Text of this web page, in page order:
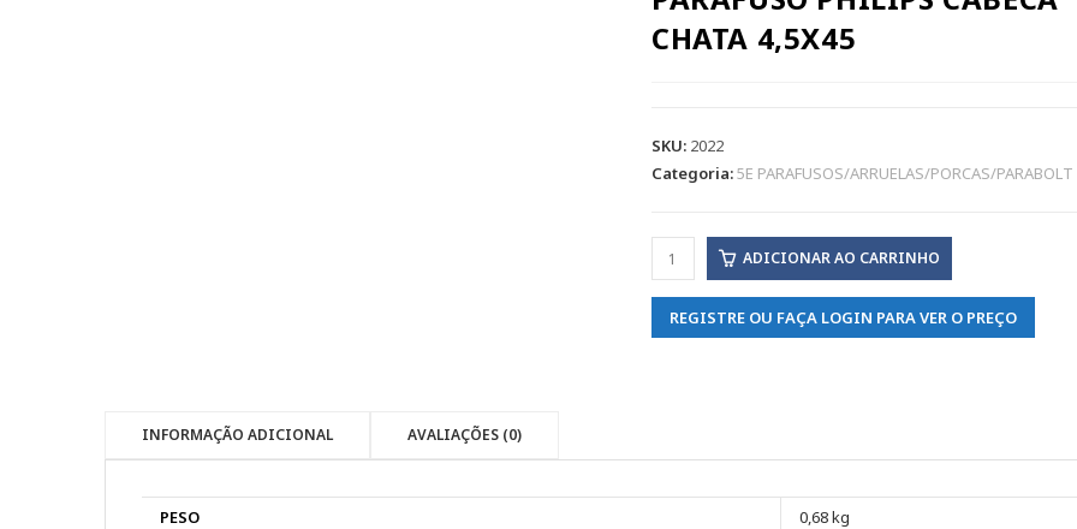
CHATA 4,5X45
SKU: 2022
Categoria:5E PARAFUSOS/ARRUELAS/PORCAS/PARABOLT
ADICIONAR AO CARRINHO
REGISTRE OU FAÇA LOGIN PARA VER O PREÇO
INFORMAÇÃO ADICIONAL AVALIAÇÕES (0)
PESO
0,68 kg